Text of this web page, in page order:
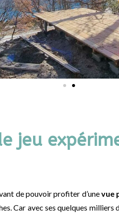
jeu
de pouvoir profiter d’unevue
Car avec ses quelques